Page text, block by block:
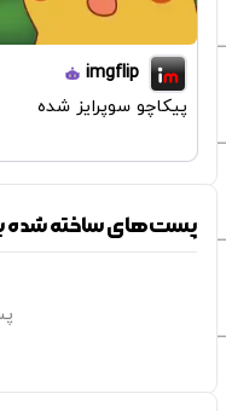
imgflip
پیکاچو سوپرایز شده
پست‌های ساخته شده